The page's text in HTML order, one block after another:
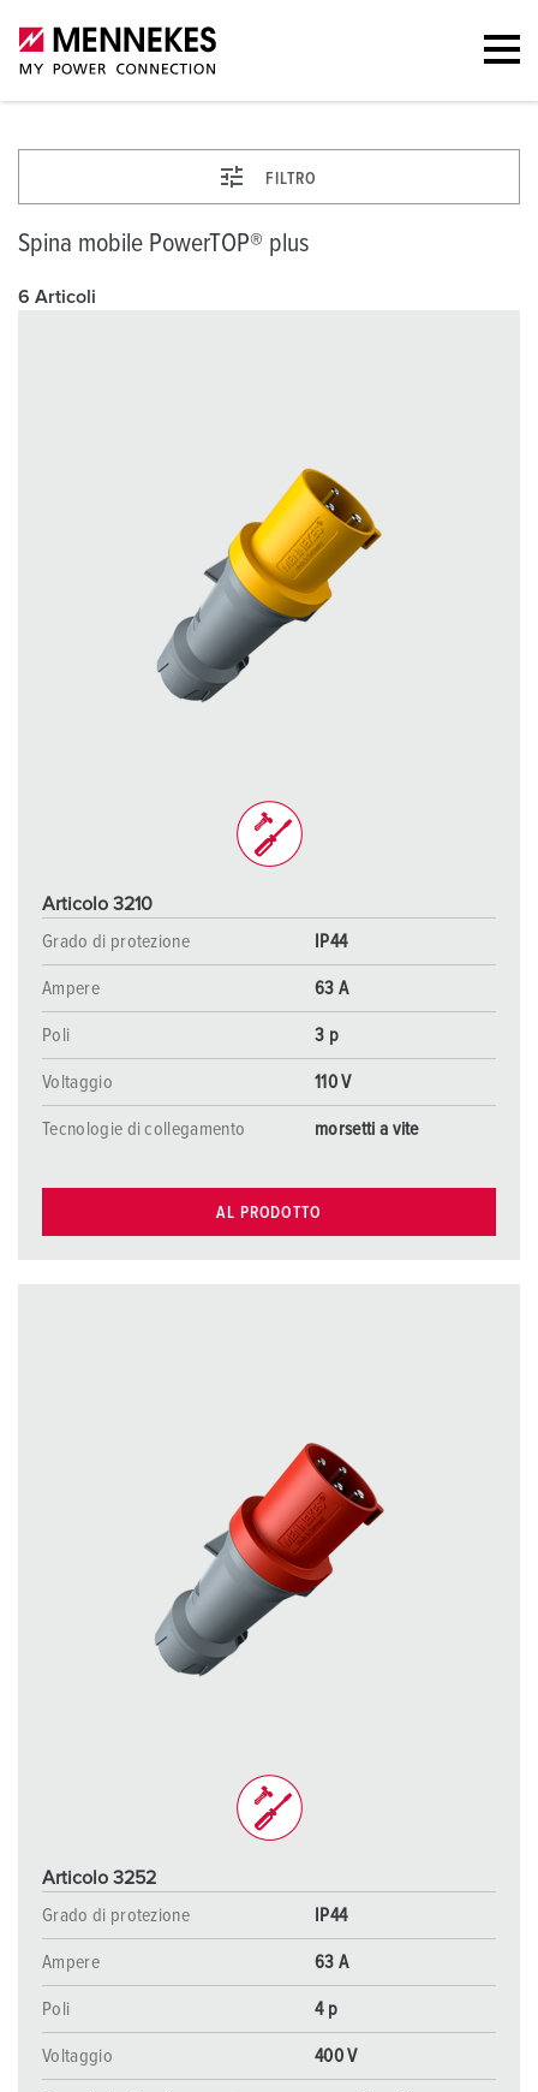
FILTRO
Spina mobile PowerTOP® plus
6 Articoli
Articolo 3210
Grado di protezione
IP44
Ampere 63 A
Poli 3 p
Voltaggio 110 V
Tecnologie di collegamento morsetti a vite
AL PRODOTTO
Articolo 3252
Grado di protezione
IP44
Ampere 63 A
Poli 4 p
Voltaggio 400 V